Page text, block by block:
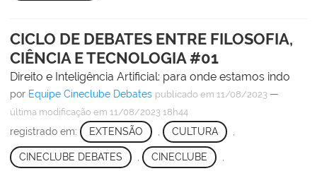
CICLO DE DEBATES ENTRE FILOSOFIA,
CIÊNCIA E TECNOLOGIA #01
Direito e Inteligência Artificial: para onde estamos indo
por Equipe Cineclube Debates publicado em 11/08/2023 —
última modificação em 11/08/2023 18h44
registrado em: EXTENSÃO , CULTURA ,
CINECLUBE DEBATES CINECLUBE